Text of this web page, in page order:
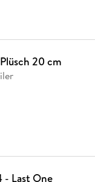
20 cm
- Last One